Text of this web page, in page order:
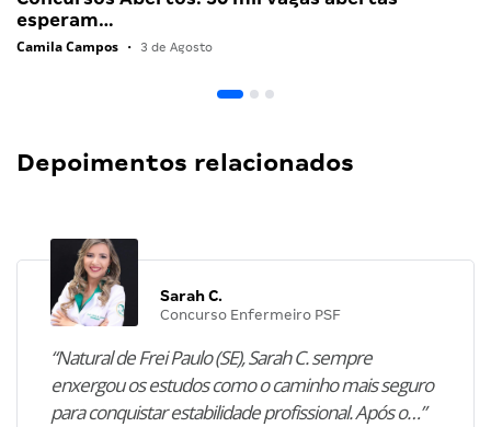
esperam…
Camila Campos • 3 de Agosto
Depoimentos relacionados
Sarah C.
Concurso Enfermeiro PSF
“Natural de Frei Paulo (SE), Sarah C. sempre
enxergou os estudos como o caminho mais seguro
para conquistar estabilidade profissional. Após o…”